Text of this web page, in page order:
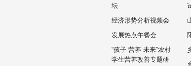
坛
经济形势分析视频会
发展热点午餐会
“孩子 营养 未来”农村
学生营养改善专题研